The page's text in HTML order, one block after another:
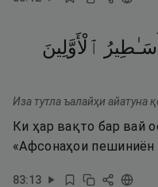
أَسَـٰطِيرُ ٱلْأَوَّلِينَ
Иза тутла ъалайҳи айатуна
Ки ҳар вақто бар вай
«Афсонаҳои пешиниён
83:13